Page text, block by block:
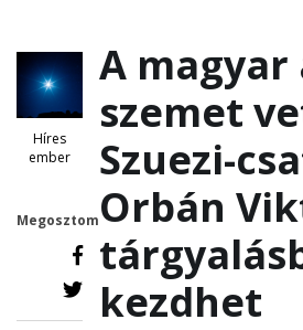
Híres
ember
Megosztom
A magyar
szemet
Szuezi-
Orbán
kezdhet